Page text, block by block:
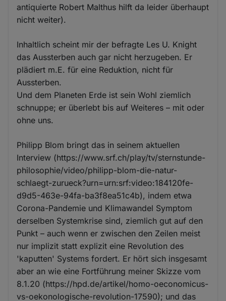
antiquierte Robert Malthus hilft da leider überhaupt
nicht weiter).
Inhaltlich scheint mir der befragte Les U. Knight
das Aussterben auch gar nicht herzugeben. Er
plädiert m.E. für eine Reduktion, nicht für
Aussterben.
Und dem Planeten Erde ist sein Wohl ziemlich
schnuppe; er überlebt bis auf Weiteres – mit oder
ohne uns.
Philipp Blom bringt das in seinem aktuellen
Interview (https://www.srf.ch/play/tv/sternstunde-
philosophie/video/philipp-blom-die-natur-
schlaegt-zurueck?urn=urn:srf:video:184120fe-
d9d5-463e-94fa-ba3f8ea51c4b), indem etwa
Corona-Pandemie und Klimawandel Symptom
derselben Systemkrise sind, ziemlich gut auf den
Punkt – auch wenn er zwischen den Zeilen meist
nur implizit statt explizit eine Revolution des
'kaputten' Systems fordert. Er hört sich insgesamt
aber an wie eine Fortführung meiner Skizze vom
8.1.20 (https://hpd.de/artikel/homo-oeconomicus-
vs-oekonologische-revolution-17590); und das